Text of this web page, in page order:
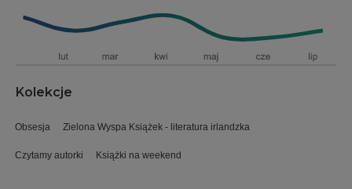
Kolekcje
Obsesja Zielona Wyspa Książek - literatura irlandzka
Czytamy autorki Książki na weekend